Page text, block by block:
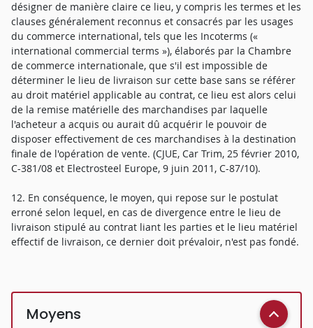
désigner de manière claire ce lieu, y compris les termes et les
clauses généralement reconnus et consacrés par les usages
du commerce international, tels que les Incoterms («
international commercial terms »), élaborés par la Chambre
de commerce internationale, que s'il est impossible de
déterminer le lieu de livraison sur cette base sans se référer
au droit matériel applicable au contrat, ce lieu est alors celui
de la remise matérielle des marchandises par laquelle
l'acheteur a acquis ou aurait dû acquérir le pouvoir de
disposer effectivement de ces marchandises à la destination
finale de l'opération de vente. (CJUE, Car Trim, 25 février 2010,
C-381/08 et Electrosteel Europe, 9 juin 2011, C-87/10).
12. En conséquence, le moyen, qui repose sur le postulat
erroné selon lequel, en cas de divergence entre le lieu de
livraison stipulé au contrat liant les parties et le lieu matériel
effectif de livraison, ce dernier doit prévaloir, n'est pas fondé.
Moyens